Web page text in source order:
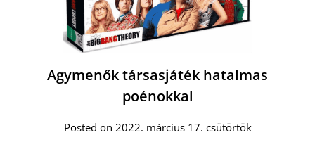
Agymenők társasjáték hatalmas
poénokkal
Posted on 2022. március 17. csütörtök